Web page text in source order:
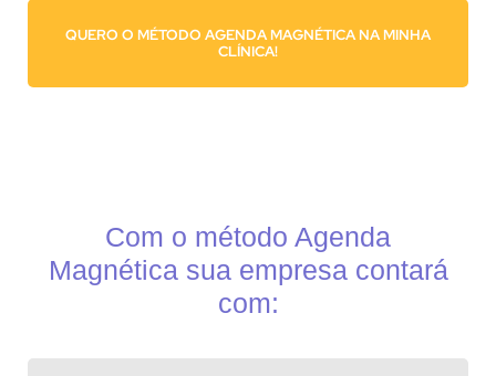
QUERO O MÉTODO AGENDA MAGNÉTICA NA MINHA
CLÍNICA!
Com o método Agenda
Magnética sua empresa contará
com: